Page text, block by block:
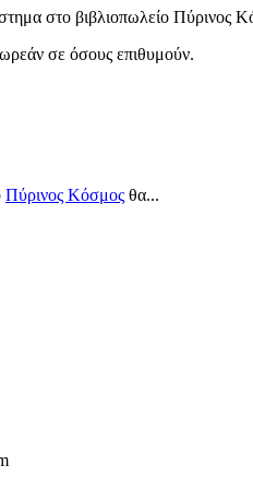
στο βιβλιοπωλείο Πύρινος
σε όσους επιθυμούν.
Πύρινος Κόσμος θα...